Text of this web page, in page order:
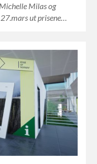
Milas og
ut prisene…